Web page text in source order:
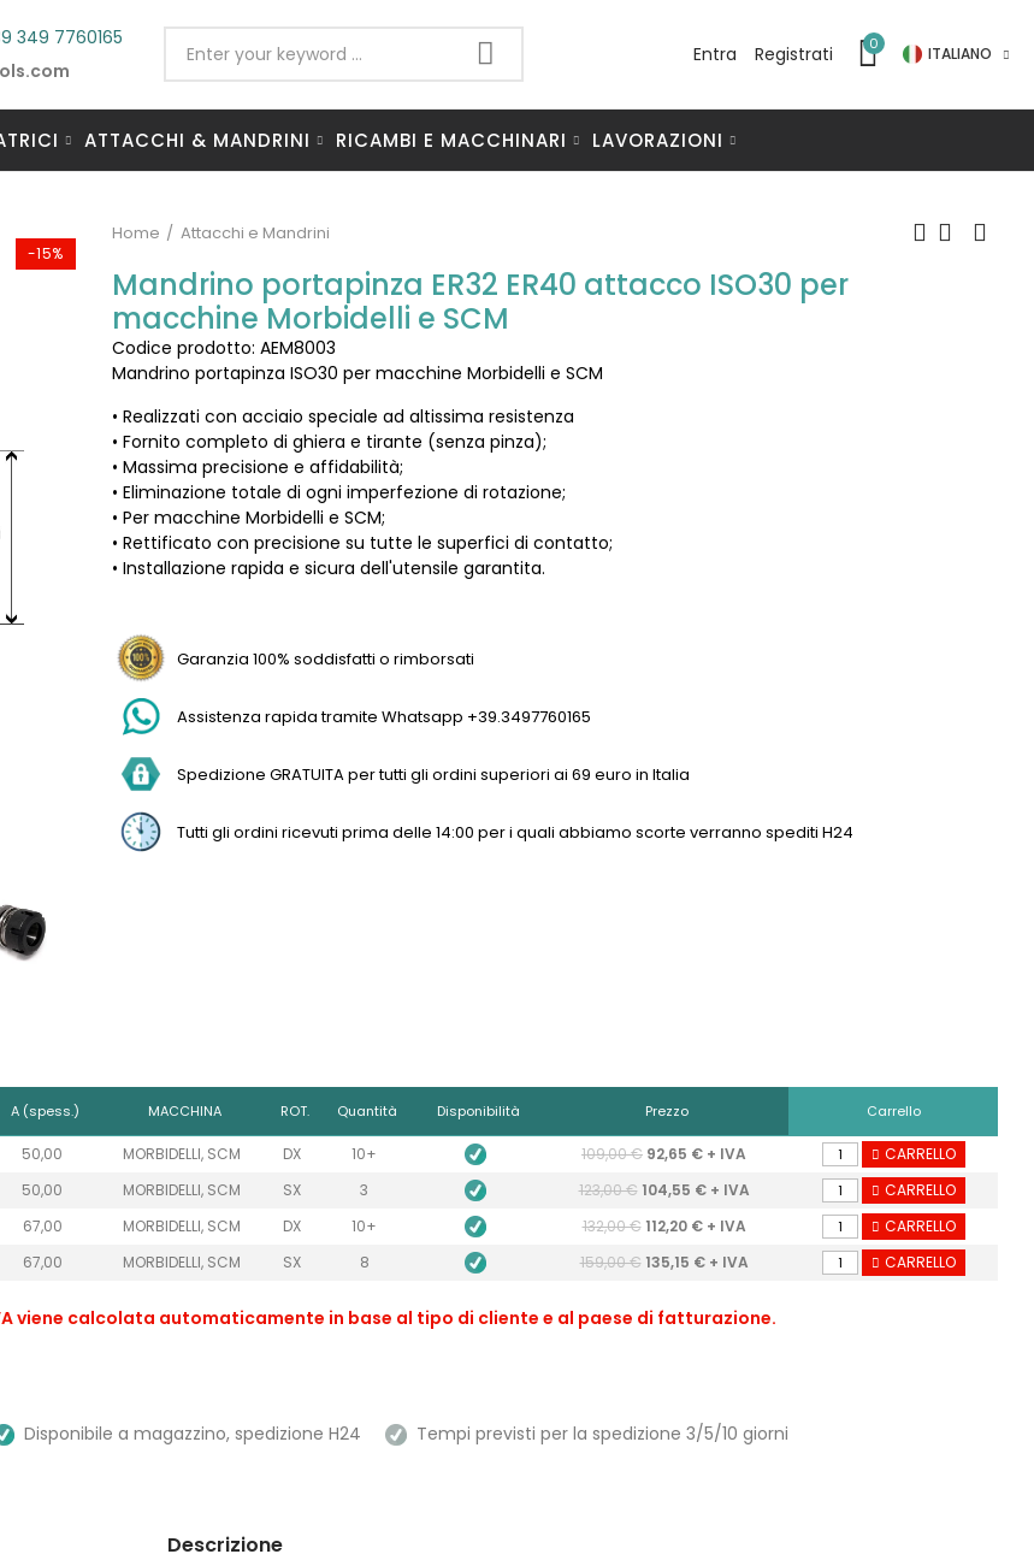
349 7760165
Entra Registrati 0
ITALIANO
ATTACCHI & MANDRINI RICAMBI E MACCHINARI LAVORAZIONI
-15%
Home Attacchi e Mandrini
Mandrino portapinza ER32 ER40 attacco ISO30 per
macchine Morbidelli e SCM
Codice prodotto: AEM8003
Mandrino portapinza ISO30 per macchine Morbidelli e SCM
• Realizzati con acciaio speciale ad altissima resistenza
• Fornito completo di ghiera e tirante (senza pinza);
• Massima precisione e affidabilità;
• Eliminazione totale di ogni imperfezione di rotazione;
• Per macchine Morbidelli e SCM;
• Rettificato con precisione su tutte le superfici di contatto;
• Installazione rapida e sicura dell'utensile garantita.
Garanzia 100% soddisfatti o rimborsati
Assistenza rapida tramite Whatsapp +39.3497760165
Spedizione GRATUITA per tutti gli ordini superiori ai 69 euro in Italia
Tutti gli ordini ricevuti prima delle 14:00 per i quali abbiamo scorte verranno spediti H24
A (spess.) MACCHINA ROT. Quantità Disponibilità Prezzo Carrello
50,00 MORBIDELLI, SCM DX 10+ 109,00 € 92,65 € + IVA
CARRELLO
50,00 MORBIDELLI, SCM SX 3 123,00 € 104,55 € + IVA
CARRELLO
67,00 MORBIDELLI, SCM DX 10+ 132,00 € 112,20 € + IVA
CARRELLO
67,00 MORBIDELLI, SCM SX 8 159,00 € 135,15 € + IVA CARRELLO
viene calcolata automaticamente in base al tipo di cliente e al paese di fatturazione.
Disponibile a magazzino, spedizione H24 Tempi previsti per la spedizione 3/5/10 giorni
Descrizione